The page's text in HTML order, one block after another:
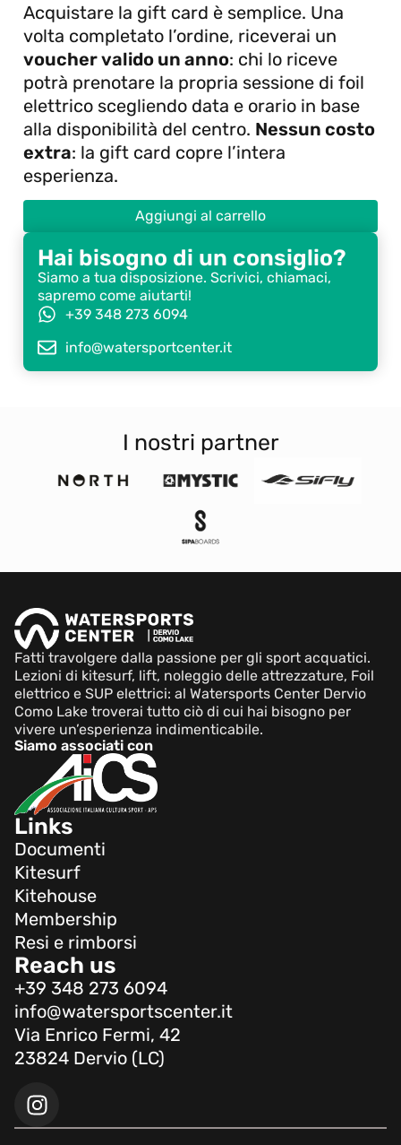
Acquistare la gift card è semplice. Una
volta completato l’ordine, riceverai un
voucher valido un anno: chi lo riceve
potrà prenotare la propria sessione di foil
elettrico scegliendo data e orario in base
alla disponibilità del centro. Nessun costo
extra: la gift card copre l’intera
esperienza.
Aggiungi al carrello
Hai bisogno di un consiglio?
Siamo a tua disposizione. Scrivici, chiamaci,
sapremo come aiutarti!
+39 348 273 6094
info@watersportcenter.it
I nostri partner
Fatti travolgere dalla passione per gli sport acquatici.
Lezioni di kitesurf, lift, noleggio delle attrezzature, Foil
elettrico e SUP elettrici: al Watersports Center Dervio
Como Lake troverai tutto ciò di cui hai bisogno per
vivere un’esperienza indimenticabile.
Siamo associati con
Links
Documenti
Kitesurf
Kitehouse
Membership
Resi e rimborsi
Reach us
+39 348 273 6094
info@watersportscenter.it
Via Enrico Fermi, 42
23824 Dervio (LC)